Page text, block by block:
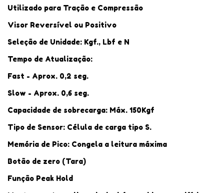
Utilizado para Tração e Compressão
Visor Reversível ou Positivo
Seleção de Unidade: Kgf., Lbf e N
Tempo de Atualização:
Fast - Aprox. 0,2 seg.
Slow - Aprox. 0,6 seg.
Capacidade de sobrecarga: Máx. 150Kgf
Tipo de Sensor: Célula de carga tipo S.
Memória de Pico: Congela a leitura máxima
Botão de zero (Tara)
Função Peak Hold